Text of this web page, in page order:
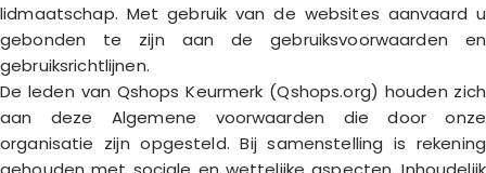
lidmaatschap. Met gebruik van de websites aanvaard u
gebonden te zijn aan de gebruiksvoorwaarden en
gebruiksrichtlijnen.
De leden van Qshops Keurmerk (Qshops.org) houden zich
aan deze Algemene voorwaarden die door onze
organisatie zijn opgesteld. Bij samenstelling is rekening